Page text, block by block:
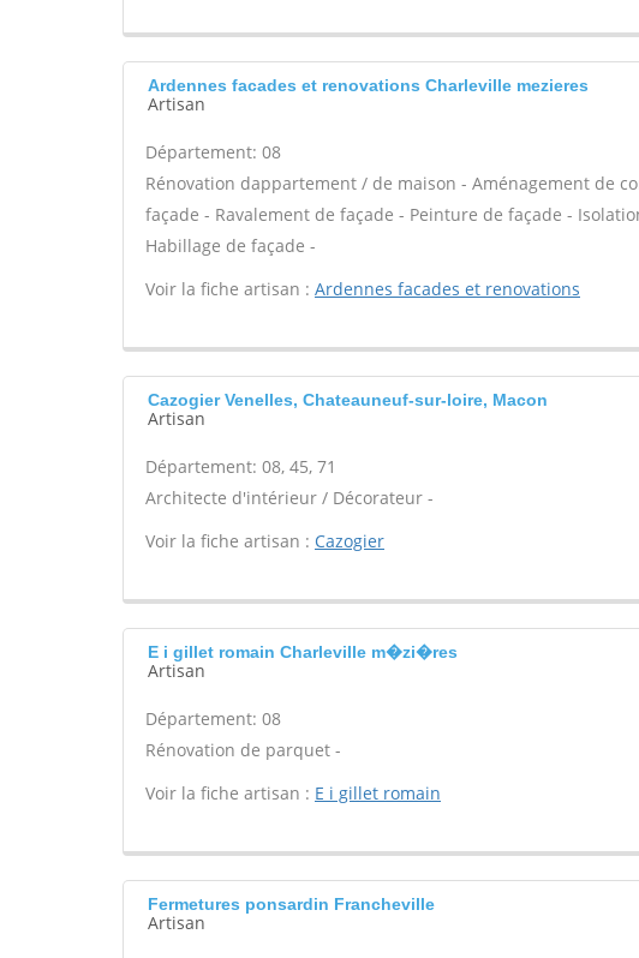
Ardennes facades et renovations Charleville mezieres
Artisan
Département: 08
Rénovation dappartement / de maison - Aménagement de
façade - Ravalement de façade - Peinture de façade -
Habillage de façade -
Voir la fiche artisan : Ardennes facades et renovations
Cazogier Venelles, Chateauneuf-sur-loire, Macon
Artisan
Département: 08, 45, 71
Architecte d'intérieur / Décorateur -
Voir la fiche artisan : Cazogier
E i gillet romain Charleville m�zi�res
Artisan
Département: 08
Rénovation de parquet -
Voir la fiche artisan : E i gillet romain
Fermetures ponsardin Francheville
Artisan